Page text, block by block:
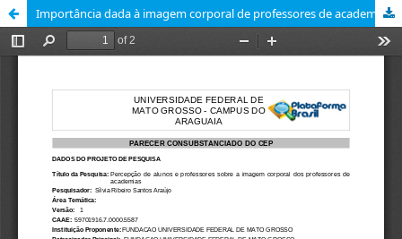
Importância dada à imagem corporal de professores de academia